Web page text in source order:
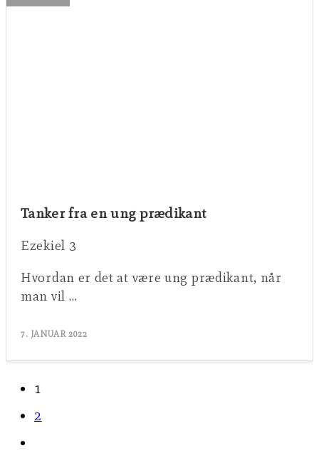
Tanker fra en ung prædikant
Ezekiel 3
Hvordan er det at være ung prædikant, når
man vil …
7. JANUAR 2022
1
2